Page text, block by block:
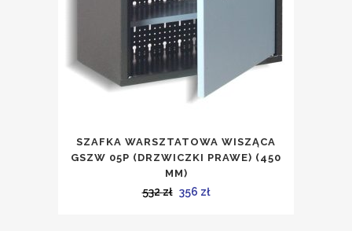
SZAFKA WARSZTATOWA WISZĄCA
GSZW 05P (DRZWICZKI PRAWE) (450
MM)
532zł Pierwotna
356 złAktualna